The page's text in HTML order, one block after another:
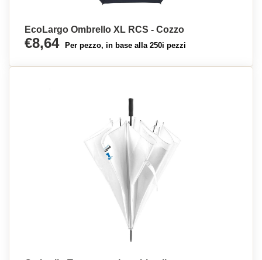
EcoLargo Ombrello XL RCS - Cozzo
€8,64 Per pezzo, in base alla 250i pezzi